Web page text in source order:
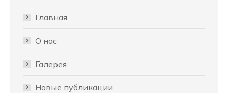
Главная
О нас
Галерея
Новые публикации